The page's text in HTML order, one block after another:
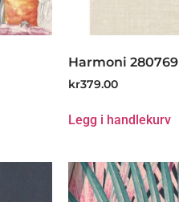
Harmoni 280769
kr379.00
Legg i handlekurv